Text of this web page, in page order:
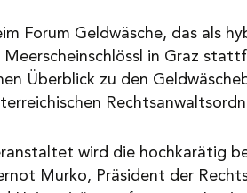
Forum Geldwäsche, das als
Meerscheinschlössl in Graz
Überblick zu den
wird die hochkarätig
Murko, Präsident der